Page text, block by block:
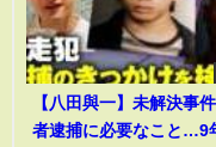
【八田與一】未解決事
者逮捕に必要なこと…9